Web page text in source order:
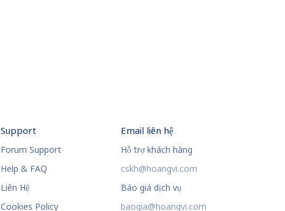
Support
Forum Support
Help & FAQ
Liên Hệ
Cookies Policy
Email liên hệ
Hỗ trợ khách hàng
cskh@hoangvi.com
Báo giá dịch vụ
baogia@hoangvi.com